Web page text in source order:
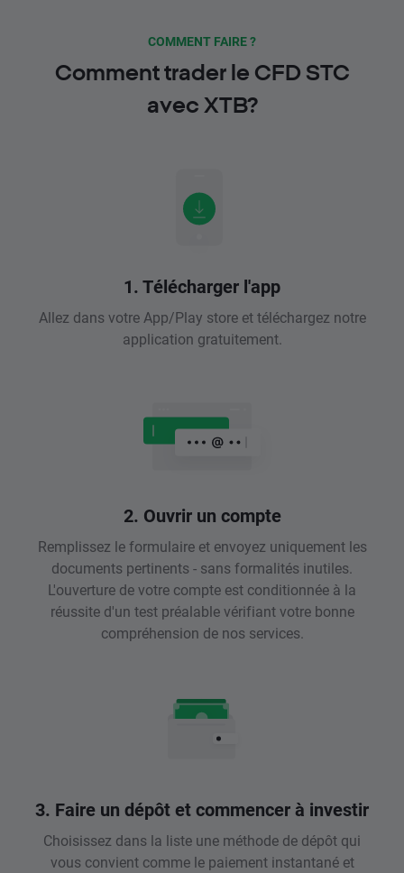
COMMENT FAIRE ?
Comment trader le CFD STC
avec XTB?
1. Télécharger l'app
Allez dans votre App/Play store et téléchargez notre
application gratuitement.
2. Ouvrir un compte
Remplissez le formulaire et envoyez uniquement les
documents pertinents - sans formalités inutiles.
L'ouverture de votre compte est conditionnée à la
réussite d'un test préalable vérifiant votre bonne
compréhension de nos services.
3. Faire un dépôt et commencer à investir
Choisissez dans la liste une méthode de dépôt qui
vous convient comme le paiement instantané et